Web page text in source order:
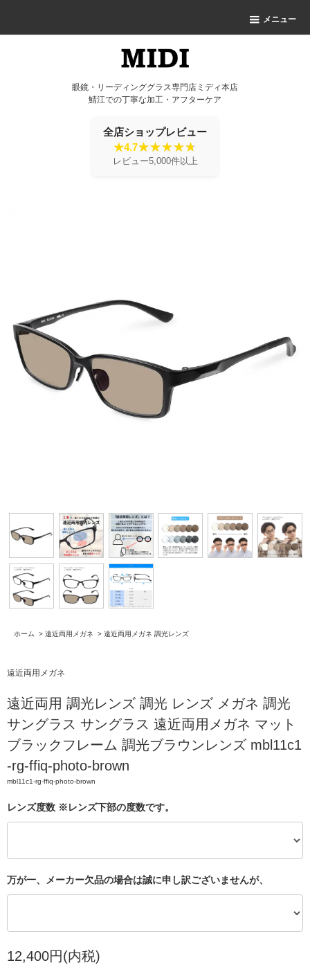
メニュー
眼鏡・リーディンググラス専門店ミディ本店
鯖江での丁寧な加工・アフターケア
全店ショップレビュー
★4.7
レビュー5,000件以上
ホーム > 遠近両用メガネ > 遠近両用メガネ 調光レンズ
遠近両用メガネ
遠近両用 調光レンズ 調光 レンズ メガネ 調光
サングラス サングラス 遠近両用メガネ マット
ブラックフレーム 調光ブラウンレンズ mbl11c1
-rg-ffiq-photo-brown
mbl11c1-rg-ffiq-photo-brown
レンズ度数 ※レンズ下部の度数です。
万が一、メーカー欠品の場合は誠に申し訳ございませんが、
12,400円(内税)